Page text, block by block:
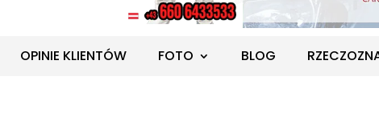
OPINIE KLIENTÓW FOTO BLOG